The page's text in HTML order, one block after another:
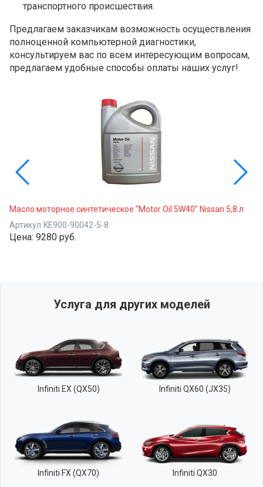
транспортного происшествия.
Предлагаем заказчикам возможность осуществления
полноценной компьютерной диагностики,
консультируем вас по всем интересующим вопросам,
предлагаем удобные способы оплаты наших услуг!
Масло моторное синтетическое "Motor Oil 5W40" Nissan 5,8 л
Артикул KE900-90042-5-8
Цена: 9280 руб.
Услуга для других моделей
Infiniti EX (QX50) Infiniti QX60 (JX35)
Infiniti FX (QX70) Infiniti QX30